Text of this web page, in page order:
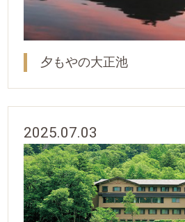
夕もやの大正池
2025.07.03